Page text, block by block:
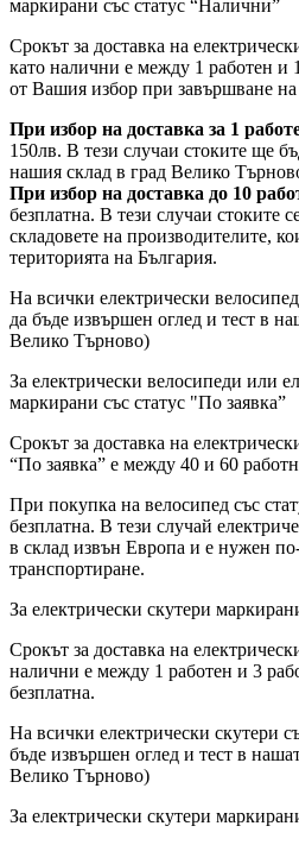
маркирани със статус “Налични”
Срокът за доставка на
като налични е между 1 работен и
от Вашия избор при завършване на
При избор на доставка за 1
150лв. В тези случаи стоките ще
нашия склад в град Велико
При избор на доставка до 10
безплатна. В тези случаи стоките
складовете на производителите,
територията на България.
На всички електрически
да бъде извършен оглед и тест в
Велико Търново)
За електрически велосипеди или
маркирани със статус "По заявка”
Срокът за доставка на
“По заявка” е между 40 и 60
При покупка на велосипед със
безплатна. В тези случай
в склад извън Европа и е нужен
транспортиране.
За електрически скутери
Срокът за доставка на
налични е между 1 работен и 3
безплатна.
На всички електрически скутери
бъде извършен оглед и тест в
Велико Търново)
За електрически скутери